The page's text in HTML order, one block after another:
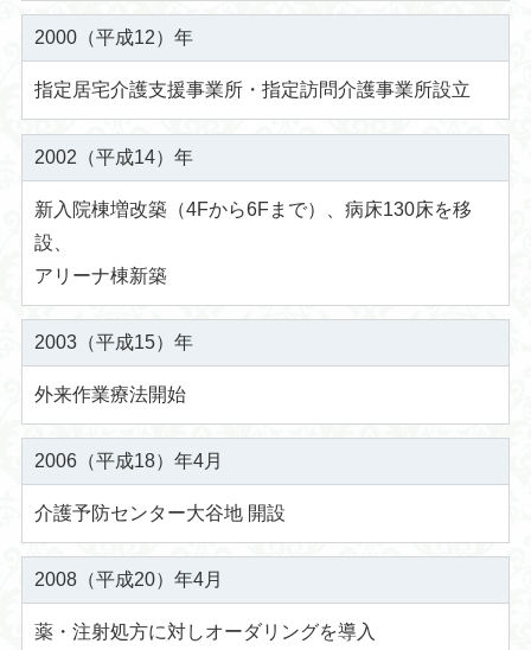
2000（平成12）年
指定居宅介護支援事業所・指定訪問介護事業所設立
2002（平成14）年
新入院棟増改築（4Fから6Fまで）、病床130床を移
設、
アリーナ棟新築
2003（平成15）年
外来作業療法開始
2006（平成18）年4月
介護予防センター大谷地 開設
2008（平成20）年4月
薬・注射処方に対しオーダリングを導入